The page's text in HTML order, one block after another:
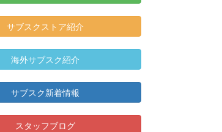
サブスクストア紹介
海外サブスク紹介
サブスク新着情報
スタッフブログ